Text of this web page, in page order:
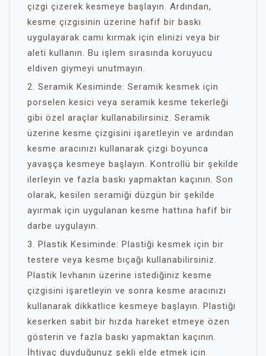
çizgi çizerek kesmeye başlayın. Ardından,
kesme çizgisinin üzerine hafif bir baskı
uygulayarak camı kırmak için elinizi veya bir
aleti kullanın. Bu işlem sırasında koruyucu
eldiven giymeyi unutmayın.
2. Seramik Kesiminde: Seramik kesmek için
porselen kesici veya seramik kesme tekerleği
gibi özel araçlar kullanabilirsiniz. Seramik
üzerine kesme çizgisini işaretleyin ve ardından
kesme aracınızı kullanarak çizgi boyunca
yavaşça kesmeye başlayın. Kontrollü bir şekilde
ilerleyin ve fazla baskı yapmaktan kaçının. Son
olarak, kesilen seramiği düzgün bir şekilde
ayırmak için uygulanan kesme hattına hafif bir
darbe uygulayın.
3. Plastik Kesiminde: Plastiği kesmek için bir
testere veya kesme bıçağı kullanabilirsiniz.
Plastik levhanın üzerine istediğiniz kesme
çizgisini işaretleyin ve sonra kesme aracınızı
kullanarak dikkatlice kesmeye başlayın. Plastiği
keserken sabit bir hızda hareket etmeye özen
gösterin ve fazla baskı yapmaktan kaçının.
İhtiyaç duyduğunuz şekli elde etmek için